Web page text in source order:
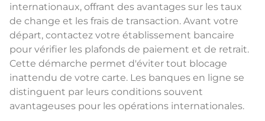
internationaux, offrant des avantages sur les taux
de change et les frais de transaction. Avant votre
départ, contactez votre établissement bancaire
pour vérifier les plafonds de paiement et de retrait.
Cette démarche permet d'éviter tout blocage
inattendu de votre carte. Les banques en ligne se
distinguent par leurs conditions souvent
avantageuses pour les opérations internationales.